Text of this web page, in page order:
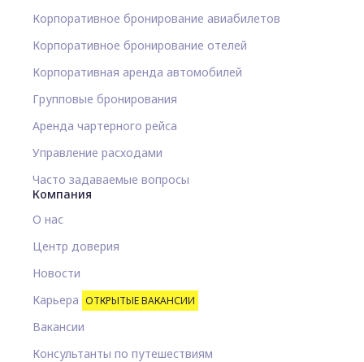
Корпоративное бронирование авиабилетов
Корпоративное бронирование отелей
Корпоративная аренда автомобилей
Групповые бронирования
Аренда чартерного рейса
Управление расходами
Часто задаваемые вопросы
Компания
О нас
Центр доверия
Новости
Карьера ОТКРЫТЫЕ ВАКАНСИИ
Вакансии
Консультанты по путешествиям